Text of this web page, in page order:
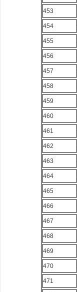
453
454
455
456
457
458
459
460
461
462
463
464
465
466
467
468
469
470
471